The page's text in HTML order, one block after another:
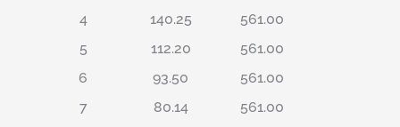
4
140.25
561.00
5
112.20
561.00
6
93.50
561.00
7
80.14 561.00